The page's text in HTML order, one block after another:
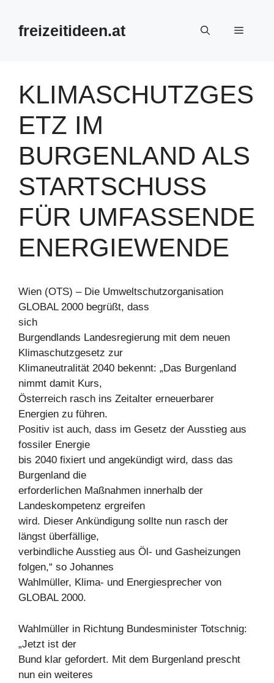
Inhalt
springenfreizeitideen.at Menü
KLIMASCHUTZGES
ETZ IM
BURGENLAND ALS
STARTSCHUSS
FÜR UMFASSENDE
ENERGIEWENDE
Wien (OTS) – Die Umweltschutzorganisation
GLOBAL 2000 begrüßt, dass
sich
Burgendlands Landesregierung mit dem neuen
Klimaschutzgesetz zur
Klimaneutralität 2040 bekennt: „Das Burgenland
nimmt damit Kurs,
Österreich rasch ins Zeitalter erneuerbarer
Energien zu führen.
Positiv ist auch, dass im Gesetz der Ausstieg aus
fossiler Energie
bis 2040 fixiert und angekündigt wird, dass das
Burgenland die
erforderlichen Maßnahmen innerhalb der
Landeskompetenz ergreifen
wird. Dieser Ankündigung sollte nun rasch der
längst überfällige,
verbindliche Ausstieg aus Öl- und Gasheizungen
folgen,“ so Johannes
Wahlmüller, Klima- und Energiesprecher von
GLOBAL 2000.
Wahlmüller in Richtung Bundesminister Totschnig:
„Jetzt ist der
Bund klar gefordert. Mit dem Burgenland prescht
nun ein weiteres